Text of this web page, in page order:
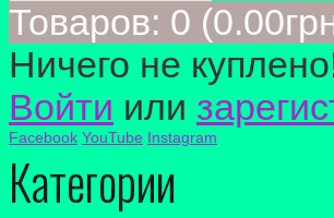
Товаров: 0
Ничего не
Войти или
Facebook YouTube Instagram
Категории